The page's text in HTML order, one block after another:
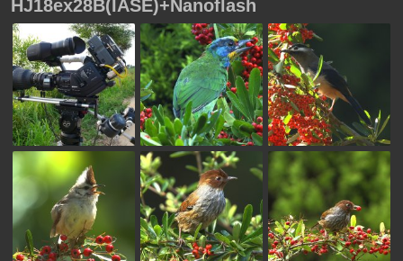
HJ18ex28B(IASE)+Nanoflash